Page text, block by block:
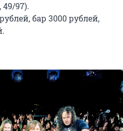
97).
бар 3000 рублей,